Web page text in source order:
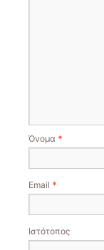
Όνομα *
Email *
Ιστότοπος